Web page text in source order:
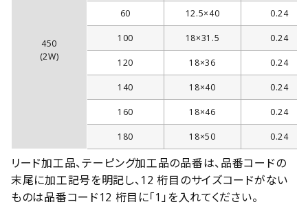
450
(2W)
60 12.5×40 0.24
100 18×31.5 0.24
120 18×36 0.24
140 18×40 0.24
160 18×46 0.24
180 18×50 0.24
リード加工品、テーピング加工品の品番は、品番コードの
末尾に加工記号を明記し、12 桁目のサイズコードがない
ものは品番コード12 桁目に「1」を入れてください。